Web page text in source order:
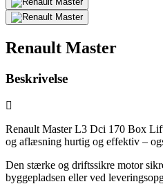
Renault Master
Beskrivelse
Renault Master L3 Dci 170 Box
og aflæsning hurtig og effektiv –
Den stærke og driftssikre motor
byggepladsen eller ved